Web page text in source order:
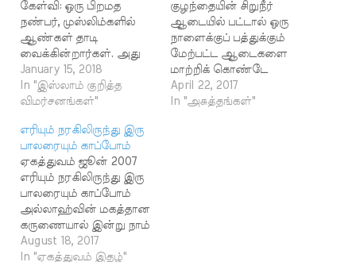
கேள்வி: ஒரு பிறமத
நண்பர், முஸ்லிம்களில்
ஆண்கள் தாடி
வைக்கின்றார்கள். அது
எதனால் என்றும்,
ஆண்களுக்கும் -
பெண்களுக்கும் முகத்தில்
என்று கூறினால், நவீன
யுகத்தில் ஆடை மூலமோ
அல்லது பெண்களிடம்
உள்ள மற்ற
வேறுபாடுகள் மூலமோ
அறிந்து கொள்ளலாமே
என்று கூறுகிறார். -
முஹம்மது அலி,
January 15, 2018
In "இஸ்லாம் குறித்த
விமர்சனங்கள்"
குழந்தையின் சிறுநீர்
ஆடையில் பட்டால் ஒரு
நாளைக்குப் பத்துக்கும்
மேற்பட்ட ஆடைகளை
மாற்றிக் கொண்டே
இருக்க வேண்டும்.
எனவே தொழுகைக்காக
April 22, 2017
In "அசுத்தங்கள்"
எரியும் நரகிலிருந்து இரு
பாலரையும் காப்போம்
ஏகத்துவம் ஜூன் 2007
எரியும் நரகிலிருந்து இரு
பாலரையும் காப்போம்
அல்லாஹ்வின் மகத்தான
கருணையால் இன்று நாம்
ஏகத்துவத்தில்
இருக்கிறோம். ஒரு
August 18, 2017
In "ஏகத்துவம் இதழ்"